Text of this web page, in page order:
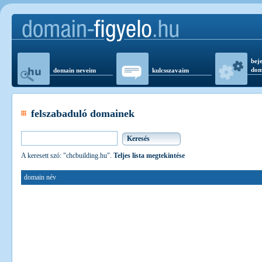
domain neveim kulcsszavaim
felszabaduló domainek
A keresett szó: "chcbuilding.hu". Teljes lista megtekintése
domain név